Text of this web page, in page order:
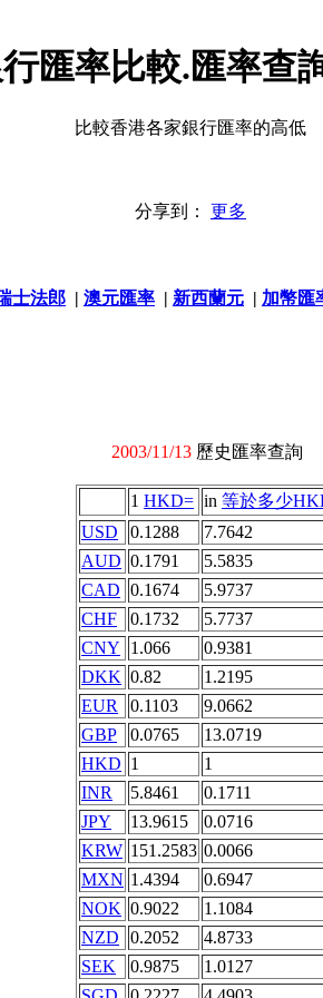
匯率比較.匯率查
比較香港各家銀行匯率的高低
分享到： 更多
士法郎 | 澳元匯率 | 新西蘭元 | 加幣匯
2003/11/13 歷史匯率查詢
1 HKD= in 等於多少
USD
0.1288
7.7642
AUD 0.1791
5.5835
CAD 0.1674
5.9737
CHF
0.1732
5.7737
CNY
1.066
0.9381
DKK 0.82
1.2195
EUR
0.1103
9.0662
GBP
0.0765
13.0719
HKD 1
1
INR
5.8461
0.1711
JPY
13.9615
0.0716
KRW 151.2583 0.0066
MXN 1.4394
0.6947
NOK 0.9022
1.1084
NZD
0.2052
4.8733
SEK
0.9875
1.0127